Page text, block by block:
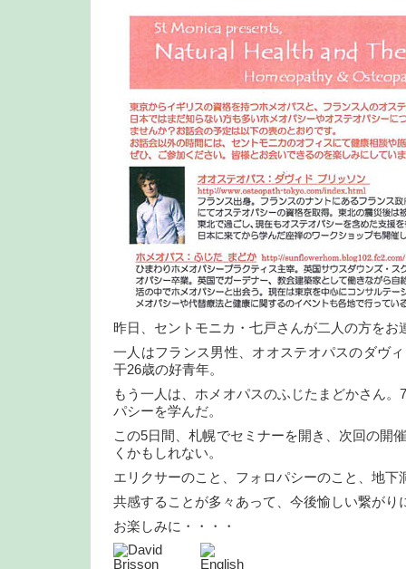
昨日、セントモニカ・七戸さんが二人の方をお
一人はフランス男性、オオステオパスのダヴ
干26歳の好青年。
もう一人は、ホメオパスのふじたまどかさん
パシーを学んだ。
この5日間、札幌でセミナーを開き、次回の開
くかもしれない。
エリクサーのこと、フォロパシーのこと、地下
共感することが多々あって、今後愉しい繋がり
お楽しみに・・・・